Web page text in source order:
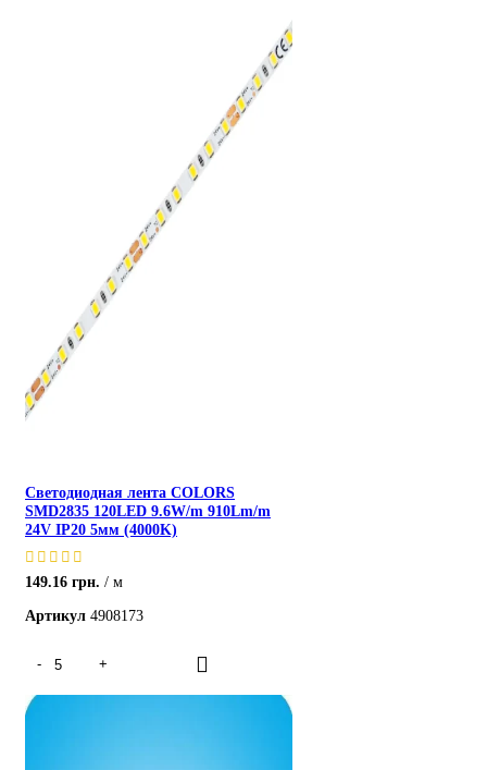
Светодиодная лента COLORS
SMD2835 120LED 9.6W/m 910Lm/m
24V IP20 5мм (4000K)
149.16 грн.
м
Артикул 4908173